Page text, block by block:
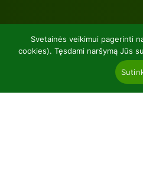
Svetainės veikimui pagerinti
cookies). Tęsdami naršymą Jūs